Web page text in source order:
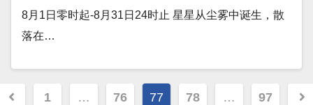
8月1日零时起-8月31日24时止 星星从尘雾中诞生，散
落在…
1 … 76 77 78 … 97